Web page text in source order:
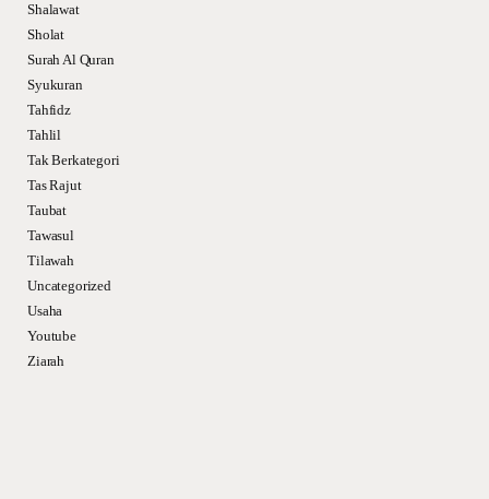
Shalawat
Sholat
Surah Al Quran
Syukuran
Tahfidz
Tahlil
Tak Berkategori
Tas Rajut
Taubat
Tawasul
Tilawah
Uncategorized
Usaha
Youtube
Ziarah